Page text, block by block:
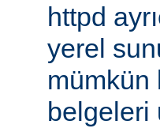
httpd
yerel
mümkün
belgeleri